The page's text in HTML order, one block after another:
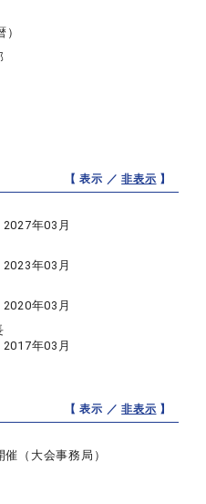
【 表示 ／非表示 】
年03月
年03月
年03月
年03月
【 表示 ／非表示 】
（大会事務局）